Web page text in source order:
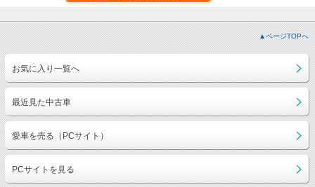
▲ページTOPへ
お気に入り一覧へ
最近見た中古車
愛車を売る（PCサイト）
PCサイトを見る